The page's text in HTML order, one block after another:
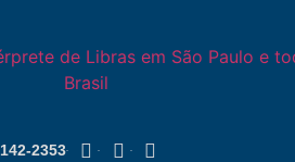
2353